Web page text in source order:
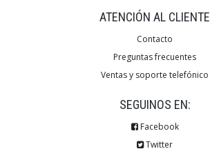
ATENCIÓN AL CLIENTE
Contacto
Preguntas frecuentes
Ventas y soporte telefónico
SEGUINOS EN:
Facebook
Twitter